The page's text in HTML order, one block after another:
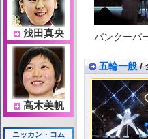
バンクーバ
五輪一般/
浅田真央
高木美帆
ニッカン・コム